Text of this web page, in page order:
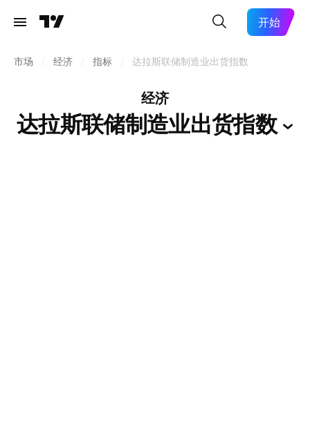
开始
市场 经济 指标 达拉斯联储制造业出货指数
经济
达拉斯联储制造业出货指数